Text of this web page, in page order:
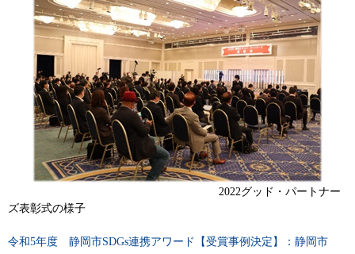
2022グッド・パートナー
ズ表彰式の様子
令和5年度 静岡市SDGs連携アワード【受賞事例決定】：静岡市